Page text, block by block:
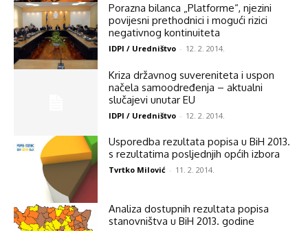
Porazna bilanca „Platforme“, njezini
povijesni prethodnici i mogući rizici
negativnog kontinuiteta
IDPI / Uredništvo - 12. 2. 2014.
Kriza državnog suvereniteta i uspon
načela samoodređenja – aktualni
slučajevi unutar EU
IDPI / Uredništvo - 12. 2. 2014.
Usporedba rezultata popisa u BiH 2013.
s rezultatima posljednjih općih izbora
Tvrtko Milović - 11. 2. 2014.
Analiza dostupnih rezultata popisa
stanovništva u BiH 2013. godine